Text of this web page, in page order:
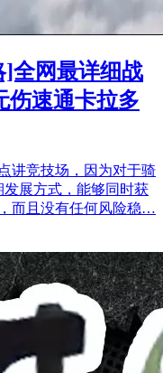
]全网最详细战
伤速通卡拉多
讲竞技场，因为对于骑
展方式，能够同时获
而且没有任何风险稳…